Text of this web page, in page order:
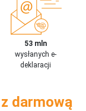
53 mln
wysłanych e-
deklaracji
darmową